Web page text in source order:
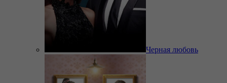
Черная любовь